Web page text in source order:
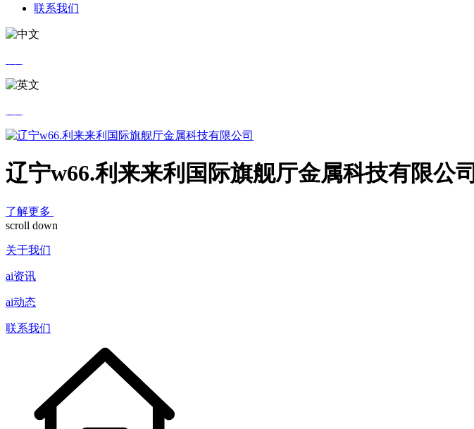
联系我们
辽宁w66.利来来利国际旗舰厅金属科技有限公司
了解更多
scroll down
关于我们
ai资讯
ai动态
联系我们